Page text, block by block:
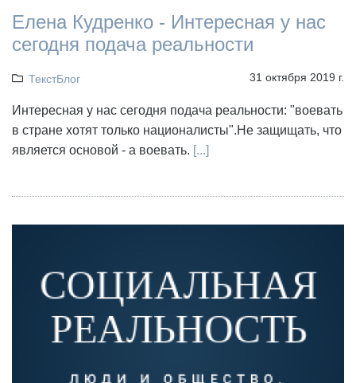
Елена Кудренко - Интересная у нас
сегодня подача реальности
ТекстБлог 31 октября 2019 г.
Интересная у нас сегодня подача реальности: "воевать
в стране хотят только националисты".Не защищать, что
является основой - а воевать. [...]